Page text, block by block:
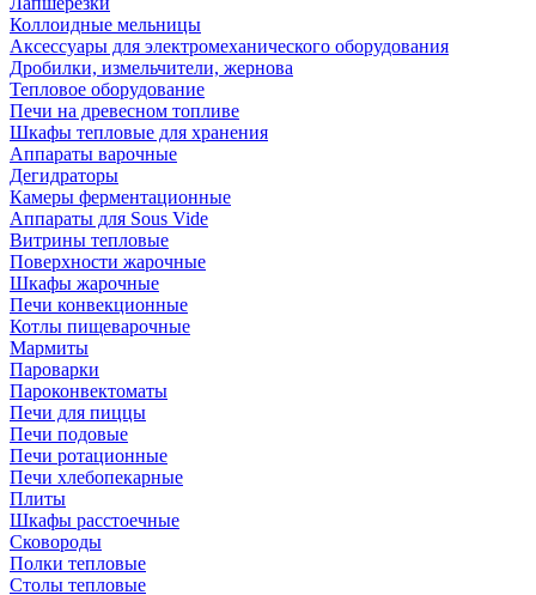
Коллоидные мельницы
Аксессуары для электромеханического оборудования
Дробилки, измельчители, жернова
Тепловое оборудование
Печи на древесном топливе
Шкафы тепловые для хранения
Аппараты варочные
Дегидраторы
Камеры ферментационные
Аппараты для Sous Vide
Витрины тепловые
Поверхности жарочные
Шкафы жарочные
Печи конвекционные
Котлы пищеварочные
Мармиты
Пароварки
Пароконвектоматы
Печи для пиццы
Печи подовые
Печи ротационные
Печи хлебопекарные
Плиты
Шкафы расстоечные
Сковороды
Полки тепловые
Столы тепловые